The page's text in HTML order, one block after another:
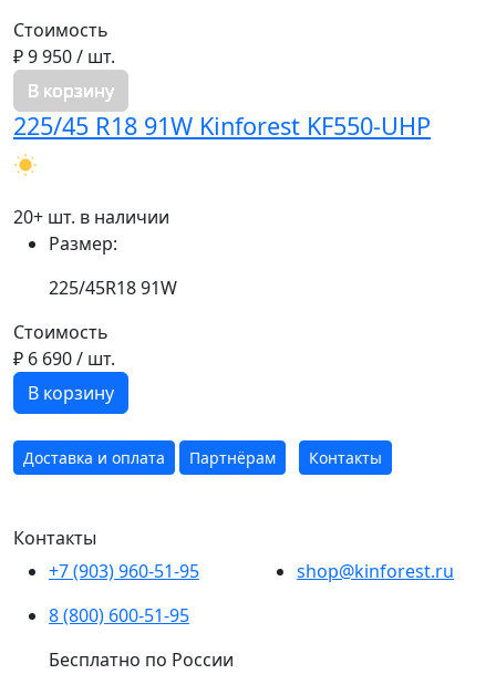
Стоимость
₽ 9 950/ шт.
В корзину
225/45 R18 91W Kinforest KF550-UHP
20+ шт. в наличии
Размер:
225/45R18 91W
Стоимость
₽ 6 690/ шт.
В корзину
Доставка и оплата Партнёрам Контакты
Контакты
+7 (903) 960-51-95
8 (800) 600-51-95
Бесплатно по России
shop@kinforest.ru